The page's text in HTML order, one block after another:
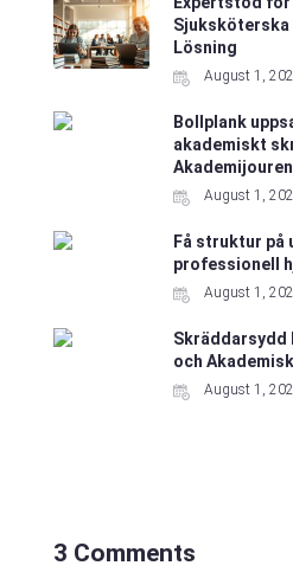
Sjuksköterska
Lösning
August 1,
Bollplank
akademiskt
Akademijouren
August 1,
Få struktur på
professionell
August 1,
Skräddarsydd
och
August 1,
3 Comments